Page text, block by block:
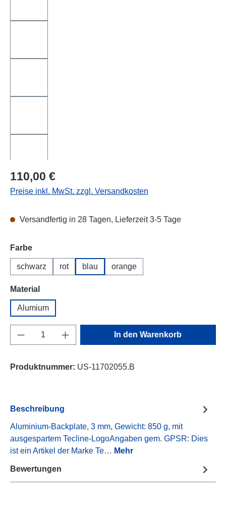
Regulärer Preis:
110,00 €
Preise inkl. MwSt. zzgl. Versandkosten
Versandfertig in 28 Tagen, Lieferzeit 3-5 Tage
Farbeauswählen
schwarz rot blau orange
Materialauswählen
Alumium
Produkt Anzahl: Gib den gewünschten
In den Warenkorb
Produktnummer: US-11702055.B
Beschreibung
Aluminium-Backplate, 3 mm, Gewicht: 850 g, mit
ausgespartem Tecline-LogoAngaben gem. GPSR: Dies
ist ein Artikel der Marke Te… Mehr
Bewertungen